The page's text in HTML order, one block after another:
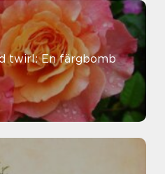
twirl: En färgbomb